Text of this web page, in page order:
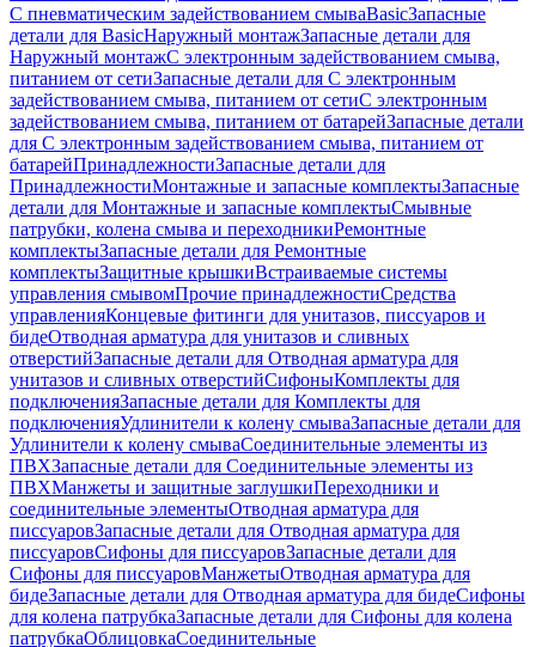
С пневматическим задействованием смываBasicЗапасные
детали для BasicНаружный монтажЗапасные детали для
Наружный монтажС электронным задействованием смыва,
питанием от сетиЗапасные детали для С электронным
задействованием смыва, питанием от сетиС электронным
задействованием смыва, питанием от батарейЗапасные детали
для С электронным задействованием смыва, питанием от
батарейПринадлежностиЗапасные детали для
ПринадлежностиМонтажные и запасные комплектыЗапасные
детали для Монтажные и запасные комплектыСмывные
патрубки, колена смыва и переходникиРемонтные
комплектыЗапасные детали для Ремонтные
комплектыЗащитные крышкиВстраиваемые системы
управления смывомПрочие принадлежностиСредства
управленияКонцевые фитинги для унитазов, писсуаров и
бидеОтводная арматура для унитазов и сливных
отверстийЗапасные детали для Отводная арматура для
унитазов и сливных отверстийСифоныКомплекты для
подключенияЗапасные детали для Комплекты для
подключенияУдлинители к колену смываЗапасные детали для
Удлинители к колену смываСоединительные элементы из
ПВХЗапасные детали для Соединительные элементы из
ПВХМанжеты и защитные заглушкиПереходники и
соединительные элементыОтводная арматура для
писсуаровЗапасные детали для Отводная арматура для
писсуаровCифоны для писсуаровЗапасные детали для
Cифоны для писсуаровМанжетыОтводная арматура для
бидеЗапасные детали для Отводная арматура для бидеСифоны
для колена патрубкаЗапасные детали для Сифоны для колена
патрубкаОблицовкаСоединительные